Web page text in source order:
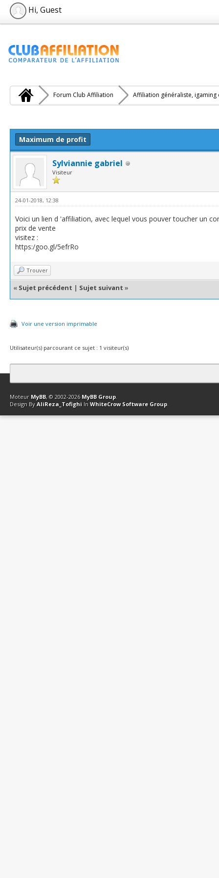
Hi, Guest
Forum Club Affiliation Affiliation généraliste, igaming
Maximum de profit
Sylviannie gabriel
Visiteur
24-01-2018, 12:38
Voici un lien d 'affiliation, avec lequel vous pouver toucher un
prix de vente
visitez :
https:/goo.gl/5efrRo
Trouver
« Sujet précédent | Sujet suivant »
Voir une version imprimable
Utilisateur(s) parcourant ce sujet : 1 visiteur(s)
Contact Club Affiliation Retourner en haut Version bas-débit
Moteur MyBB, © 2002-2026 MyBB Group.
Design By AliReza_Tofighi In WhiteCrow Software Group.